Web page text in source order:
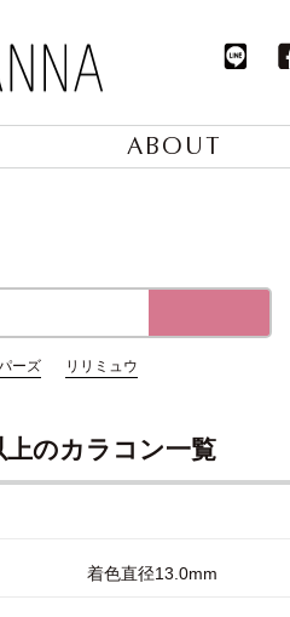
ABOUT
ーズ リリミュウ
のカラコン一覧
着色直径13.0mm